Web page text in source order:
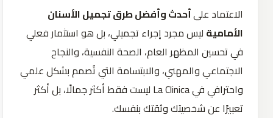
الاعتماد علىأحدث وأفضل طرق تجميل الأسنان
الأمامية ليس مجرد إجراء تجميلي، بل هو استثمار فعلي
في تحسين المظهر العام، الصحة النفسية، والنجاح
الاجتماعي والمهني، والابتسامة التي تُصمم بشكل علمي
واحترافي في La Clinica ليست فقط أكثر جمالًا، بل أكثر
تعبيرًا عن شخصيتك وثقتك بنفسك.